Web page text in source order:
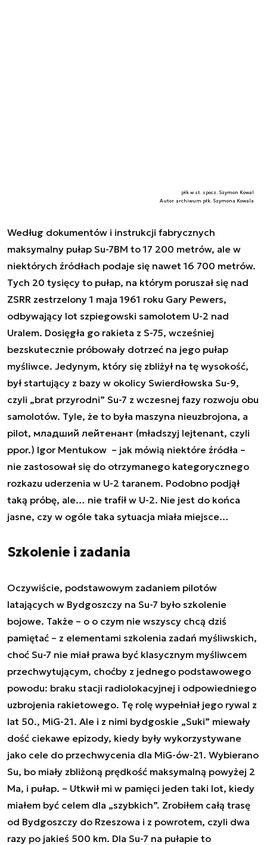
płk w st. spocz. Szymon Kowal
Autor. archiwum płk. Szymona Kowala
Według dokumentów i instrukcji fabrycznych
maksymalny pułap Su-7BM to 17 200 metrów, ale w
niektórych źródłach podaje się nawet 16 700 metrów.
Tych 20 tysięcy to pułap, na którym poruszał się nad
ZSRR zestrzelony 1 maja 1961 roku Gary Pewers,
odbywający lot szpiegowski samolotem U-2 nad
Uralem. Dosięgła go rakieta z S-75, wcześniej
bezskutecznie próbowały dotrzeć na jego pułap
myśliwce. Jedynym, który się zbliżył na tę wysokość,
był startujący z bazy w okolicy Swierdłowska Su-9,
czyli „brat przyrodni” Su-7 z wczesnej fazy rozwoju obu
samolotów. Tyle, że to była maszyna nieuzbrojona, a
pilot, младший лейтенант (mładszyj lejtenant, czyli
ppor.) Igor Mentukow – jak mówią niektóre źródła –
nie zastosował się do otrzymanego kategorycznego
rozkazu uderzenia w U-2 taranem. Podobno podjął
taką próbę, ale… nie trafił w U-2. Nie jest do końca
jasne, czy w ogóle taka sytuacja miała miejsce…
Szkolenie i zadania
Oczywiście, podstawowym zadaniem pilotów
latających w Bydgoszczy na Su-7 było szkolenie
bojowe. Także – o o czym nie wszyscy chcą dziś
pamiętać – z elementami szkolenia zadań myśliwskich,
choć Su-7 nie miał prawa być klasycznym myśliwcem
przechwytującym, choćby z jednego podstawowego
powodu: braku stacji radiolokacyjnej i odpowiedniego
uzbrojenia rakietowego. Tę rolę wypełniał jego rywal z
lat 50., MiG-21. Ale i z nimi bydgoskie „Suki” miewały
dość ciekawe epizody, kiedy były wykorzystywane
jako cele do przechwycenia dla MiG-ów-21. Wybierano
Su, bo miały zbliżoną prędkość maksymalną powyżej 2
Ma, i pułap. – Utkwił mi w pamięci jeden taki lot, kiedy
miałem być celem dla „szybkich”. Zrobiłem całą trasę
od Bydgoszczy do Rzeszowa i z powrotem, czyli dwa
razy po jakieś 500 km. Dla Su-7 na pułapie to